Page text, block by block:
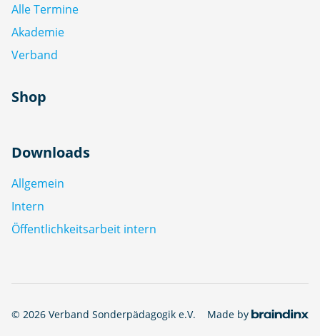
Alle Termine
Akademie
Verband
Shop
Downloads
Allgemein
Intern
Öffentlichkeitsarbeit intern
© 2026 Verband Sonderpädagogik e.V. Made by